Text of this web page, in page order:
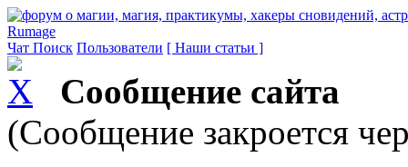
Rumage
Чат Поиск Пользователи [ Наши статьи ]
Сообщение сайта
(Сообщение закроется